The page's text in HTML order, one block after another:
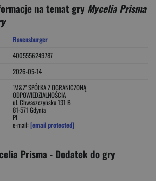
na temat gry Mycelia Prisma
Ravensburger
4005556249787
2026-05-14
"M&Z" SPÓŁKA Z OGRANICZONĄ
ODPOWIEDZIALNOŚCIĄ
ul. Chwaszczyńska 131 B
81-571 Gdynia
PL
e-mail: [email protected]
Prisma - Dodatek do gry